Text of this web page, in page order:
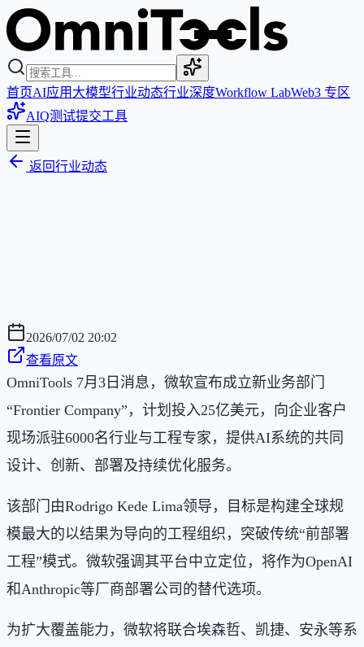
首页AI应用 大模型行业动态行业深度Workflow LabWeb3 专区
AIQ测试提交工具
返回行业动态
2026/07/02 20:02
查看原文
OmniTools 7月3日消息，微软宣布成立新业务部门
“Frontier Company”，计划投入25亿美元，向企业客户
现场派驻6000名行业与工程专家，提供AI系统的共同
设计、创新、部署及持续优化服务。
该部门由Rodrigo Kede Lima领导，目标是构建全球规
模最大的以结果为导向的工程组织，突破传统“前部署
工程”模式。微软强调其平台中立定位，将作为OpenAI
和Anthropic等厂商部署公司的替代选项。
为扩大覆盖能力，微软将联合埃森哲、凯捷、安永等系